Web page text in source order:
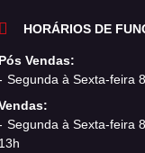
HORÁRIOS DE
Pós Vendas:
Segunda à Sexta-feira
Segunda à Sexta-feira
13h